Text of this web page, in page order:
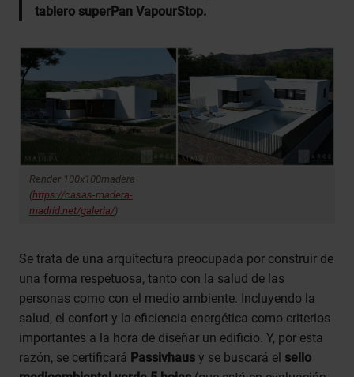
tablero superPan VapourStop.
Render 100x100madera
(https://casas-madera-
madrid.net/galeria/)
Se trata de una arquitectura preocupada por construir de
una forma respetuosa, tanto con la salud de las
personas como con el medio ambiente. Incluyendo la
salud, el confort y la eficiencia energética como criterios
importantes a la hora de diseñar un edificio. Y, por esta
razón, se certificará Passivhaus y se buscará el sello